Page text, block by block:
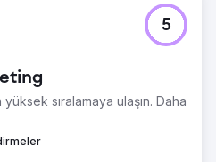
sıralamaya ulaşın. Daha
5